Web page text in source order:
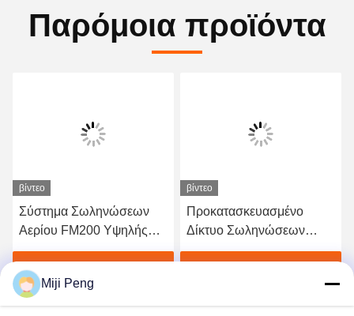
Παρόμοια προϊόντα
βίντεο
Σύστημα Σωληνώσεων
Αερίου FM200 Υψηλής
Χωρητικότητας -
Επαγγελματικός
Εξοπλισμός Πυρόσβεσης
Βρείτε την καλύτερη τιμή
βίντεο
Προκατασκευασμένο
Δίκτυο Σωληνώσεων
Αερίου FM200 - Αξιόπιστο
Παραγωγής Ενέργειας
Miji Peng